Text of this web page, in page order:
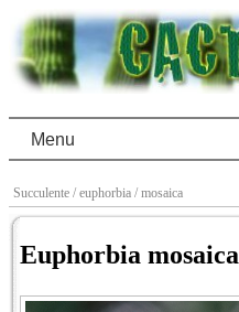
Menu
Succulente / euphorbia / mosaica
Euphorbia mosaica